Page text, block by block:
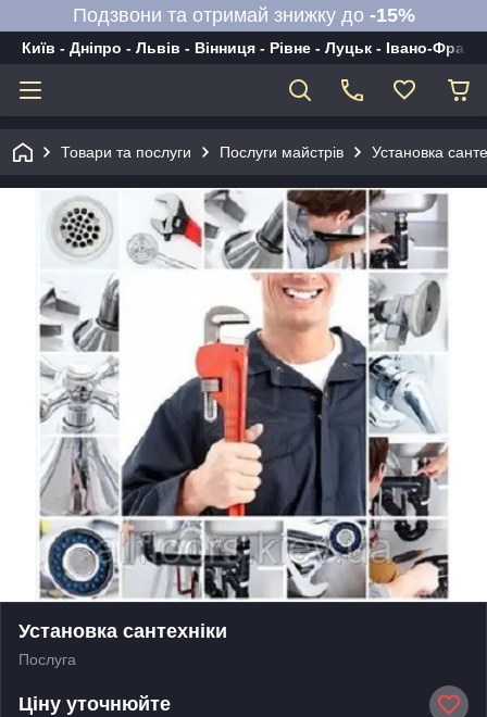
Подзвони та отримай знижку до -15%
Київ - Дніпро - Львів - Вінниця - Рівне - Луцьк - Івано-
Товари та послуги Послуги майстрів Установка
Установка сантехніки
Послуга
Ціну уточнюйте